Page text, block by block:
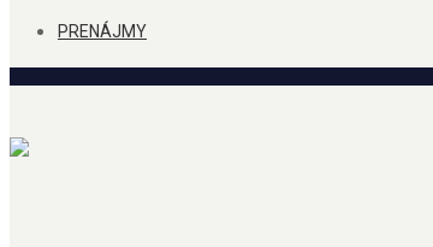
PRENÁJMY